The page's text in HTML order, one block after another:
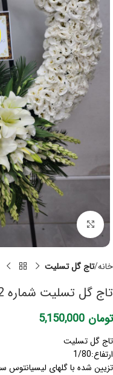
برای بزرگنمایی کلیک کنید
خانه تاج گل تسلیت
تاج گل تسلیت شماره 172
تومان
تاج گل تسلیت
ارتفاع:1/80
تزیین شده با گلهای لیسیانتوس